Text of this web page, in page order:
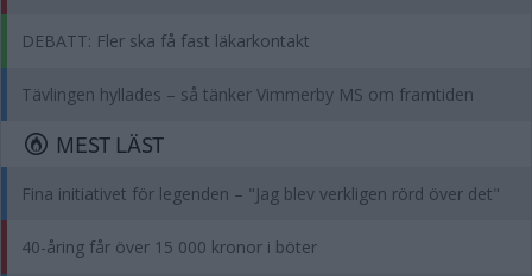
DEBATT: Fler ska få fast läkarkontakt
Tävlingen hyllades – så tänker Vimmerby MS om framtiden
MEST LÄST
Fina initiativet för legenden – "Jag blev verkligen rörd över det"
40-åring får över 15 000 kronor i böter